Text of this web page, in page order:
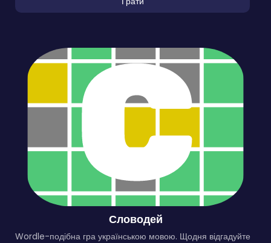
Словодей
Wordle-подібна гра українською мовою. Щодня відгадуйте